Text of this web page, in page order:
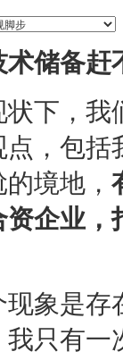
储备赶
，我
，包
境地，
企业
是存
我只有一